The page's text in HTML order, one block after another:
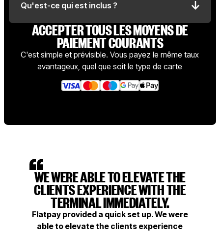
Qu'est-ce qui est inclus ?
ACCEPTER TOUS LES MOYENS DE
PAIEMENT COURANTS
C'est simple et prévisible. Vous payez le même taux
avantageux, quel que soit le type de carte
WE WERE ABLE TO ELEVATE THE
CLIENTS EXPERIENCE WITH THE
TERMINAL IMMEDIATELY.
Flatpay provided a quick set up. We were
able to elevate the clients experience